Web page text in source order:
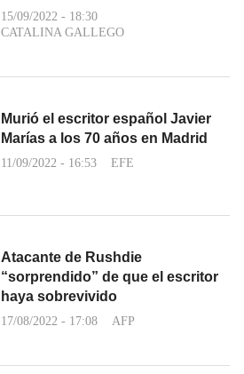
15/09/2022 - 18:30
CATALINA GALLEGO
Murió el escritor español Javier
Marías a los 70 años en Madrid
11/09/2022 - 16:53 EFE
Atacante de Rushdie
“sorprendido” de que el escritor
haya sobrevivido
17/08/2022 - 17:08 AFP